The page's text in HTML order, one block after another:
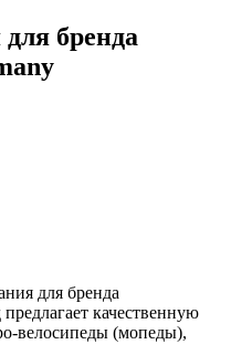
бренда
для бренда
качественную
велосипеды (мопеды),